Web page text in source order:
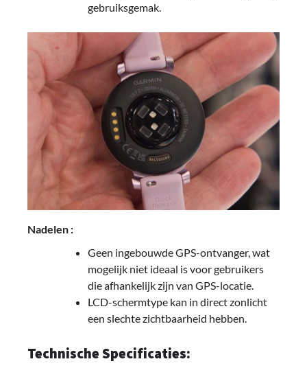
gebruiksgemak.
Nadelen :
Geen ingebouwde GPS-ontvanger, wat
mogelijk niet ideaal is voor gebruikers
die afhankelijk zijn van GPS-locatie.
LCD-schermtype kan in direct zonlicht
een slechte zichtbaarheid hebben.
Technische Specificaties: